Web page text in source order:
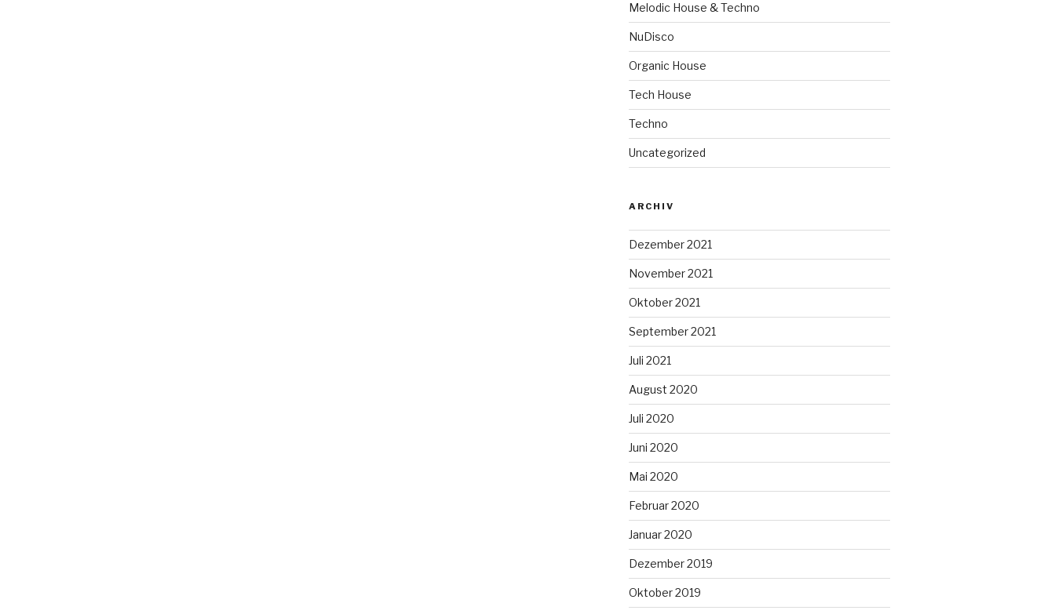
Melodic House & Techno
NuDisco
Organic House
Tech House
Techno
Uncategorized
ARCHIV
Dezember 2021
November 2021
Oktober 2021
September 2021
Juli 2021
August 2020
Juli 2020
Juni 2020
Mai 2020
Februar 2020
Januar 2020
Dezember 2019
Oktober 2019